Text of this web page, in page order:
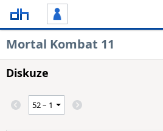
Mortal Kombat 11
Diskuze